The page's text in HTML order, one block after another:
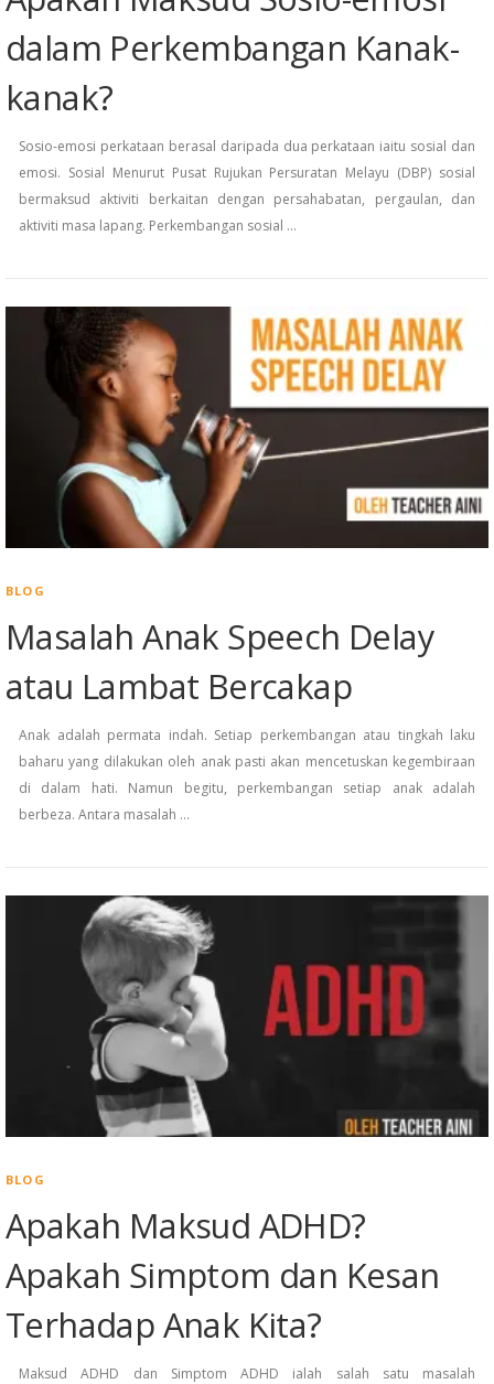
dalam Perkembangan Kanak-
kanak?
Sosio-emosi perkataan berasal daripada dua perkataan iaitu sosial dan
emosi. Sosial Menurut Pusat Rujukan Persuratan Melayu (DBP) sosial
bermaksud aktiviti berkaitan dengan persahabatan, pergaulan, dan
aktiviti masa lapang. Perkembangan sosial …
BLOG
Masalah Anak Speech Delay
atau Lambat Bercakap
Anak adalah permata indah. Setiap perkembangan atau tingkah laku
baharu yang dilakukan oleh anak pasti akan mencetuskan kegembiraan
di dalam hati. Namun begitu, perkembangan setiap anak adalah
berbeza. Antara masalah …
BLOG
Apakah Maksud ADHD?
Apakah Simptom dan Kesan
Terhadap Anak Kita?
Maksud ADHD dan Simptom ADHD ialah salah satu masalah